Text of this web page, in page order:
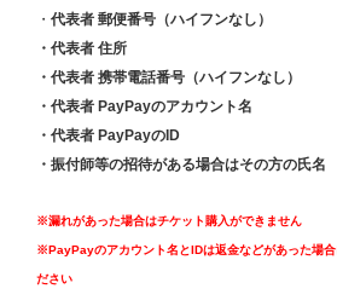
・ 代表者 郵便番号（ハイフンなし）
・代表者 住所
・代表者 携帯電話番号（ハイフンなし）
・代表者 PayPayのアカウント名
・代表者 PayPayのID
・振付師等の招待がある場合はその方の氏名
※漏れがあった場合はチケット購入ができません
※PayPayのアカウント名とIDは返金などがあった場合
ださい